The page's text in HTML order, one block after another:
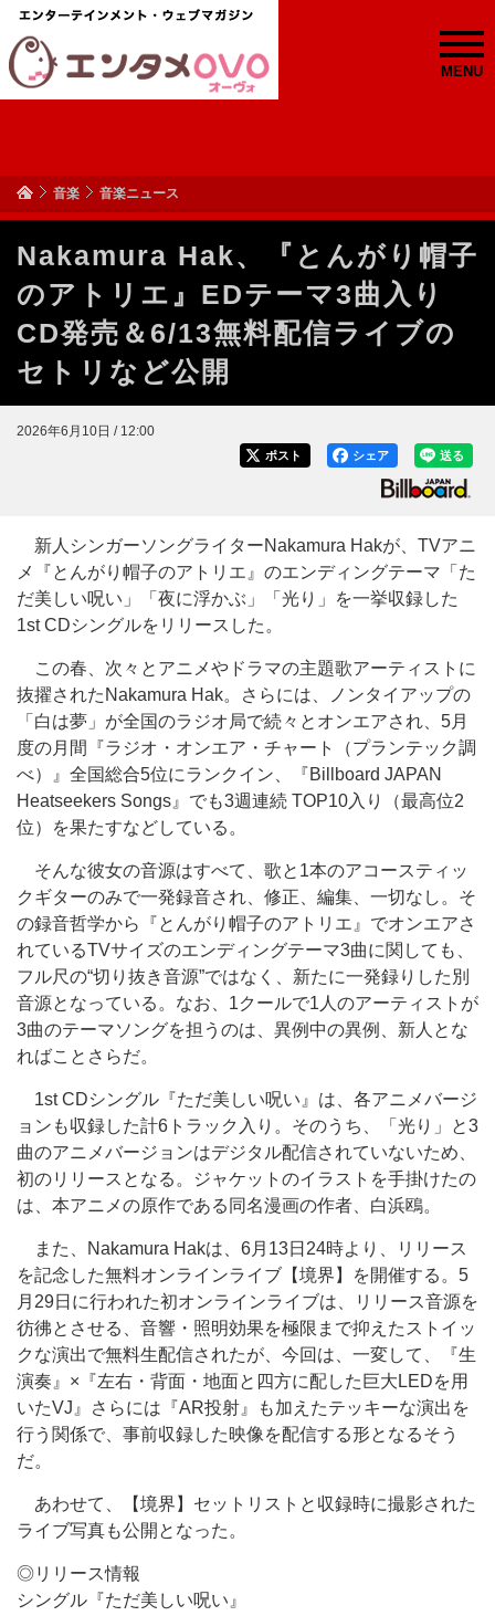
MENU
音楽 音楽ニュース
Nakamura Hak、『とんがり帽子
のアトリエ』EDテーマ3曲入り
CD発売＆6/13無料配信ライブの
セトリなど公開
2026年6月10日 / 12:00
送る
シェア
ポスト
新人シンガーソングライターNakamura Hakが、TVアニ
メ『とんがり帽子のアトリエ』のエンディングテーマ「た
だ美しい呪い」「夜に浮かぶ」「光り」を一挙収録した
1st CDシングルをリリースした。
この春、次々とアニメやドラマの主題歌アーティストに
抜擢されたNakamura Hak。さらには、ノンタイアップの
「白は夢」が全国のラジオ局で続々とオンエアされ、5月
度の月間『ラジオ・オンエア・チャート（プランテック調
べ）』全国総合5位にランクイン、『Billboard JAPAN
Heatseekers Songs』でも3週連続 TOP10入り（最高位2
位）を果たすなどしている。
そんな彼女の音源はすべて、歌と1本のアコースティッ
クギターのみで一発録音され、修正、編集、一切なし。そ
の録音哲学から『とんがり帽子のアトリエ』でオンエアさ
れているTVサイズのエンディングテーマ3曲に関しても、
フル尺の“切り抜き音源”ではなく、新たに一発録りした別
音源となっている。なお、1クールで1人のアーティストが
3曲のテーマソングを担うのは、異例中の異例、新人とな
ればことさらだ。
1st CDシングル『ただ美しい呪い』は、各アニメバージ
ョンも収録した計6トラック入り。そのうち、「光り」と3
曲のアニメバージョンはデジタル配信されていないため、
初のリリースとなる。ジャケットのイラストを手掛けたの
は、本アニメの原作である同名漫画の作者、白浜鴎。
また、Nakamura Hakは、6月13日24時より、リリース
を記念した無料オンラインライブ【境界】を開催する。5
月29日に行われた初オンラインライブは、リリース音源を
彷彿とさせる、音響・照明効果を極限まで抑えたストイッ
クな演出で無料生配信されたが、今回は、一変して、『生
演奏』×『左右・背面・地面と四方に配した巨大LEDを用
いたVJ』さらには『AR投射』も加えたテッキーな演出を
行う関係で、事前収録した映像を配信する形となるそう
だ。
あわせて、【境界】セットリストと収録時に撮影された
ライブ写真も公開となった。
◎リリース情報
シングル『ただ美しい呪い』